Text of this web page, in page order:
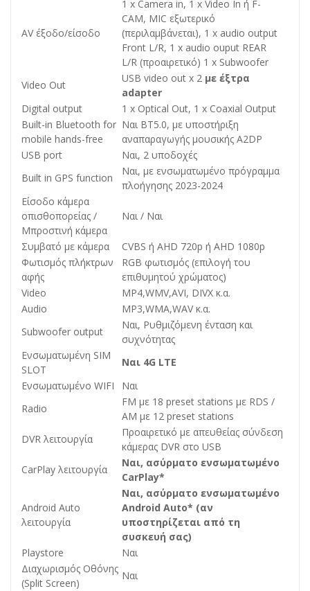
AV έξοδο/είσοδο
1 x Camera in, 1 x Video In ή F-
CAM, MIC εξωτερικό
(περιλαμβάνεται), 1 x audio output
Front L/R, 1 x audio ouput REAR
L/R (προαιρετικό) 1 x Subwoofer
Video Out
USB video out x 2 με έξτρα
adapter
Digital output
1 x Optical Out, 1 x Coaxial Output
Built-in Bluetooth for
mobile hands-free
Ναι BT5.0, με υποστήριξη
αναπαραγωγής μουσικής A2DP
USB port
Ναι, 2 υποδοχές
Built in GPS function
Ναι, με ενσωματωμένο πρόγραμμα
πλοήγησης 2023-2024
Είσοδο κάμερα
οπισθοπορείας /
Μπροστινή κάμερα
Ναι / Ναι
Συμβατό με κάμερα
CVBS ή AHD 720p ή AHD 1080p
Φωτισμός πλήκτρων
αφής
RGB φωτισμός (επιλογή του
επιθυμητού χρώματος)
Video
MP4,WMV,AVI, DIVX κ.α.
Audio
MP3,WMA,WAV κ.α.
Subwoofer output
Ναι, Ρυθμιζόμενη ένταση και
συχνότητας
Ενσωματωμένη SIM
SLOT
Ναι 4G LTE
Ενσωματωμένο WIFI
Ναι
Radio
FM με 18 preset stations με RDS /
AM με 12 preset stations
DVR λειτουργία
Προαιρετικό με απευθείας σύνδεση
κάμερας DVR στο USB
CarPlay λειτουργία
Ναι, ασύρματο ενσωματωμένο
CarPlay*
Android Auto
λειτουργία
Ναι, ασύρματο ενσωματωμένο
Android Auto* (αν
υποστηρίζεται από τη
συσκευή σας)
Playstore
Ναι
Διαχωρισμός Οθόνης
(Split Screen)
Ναι